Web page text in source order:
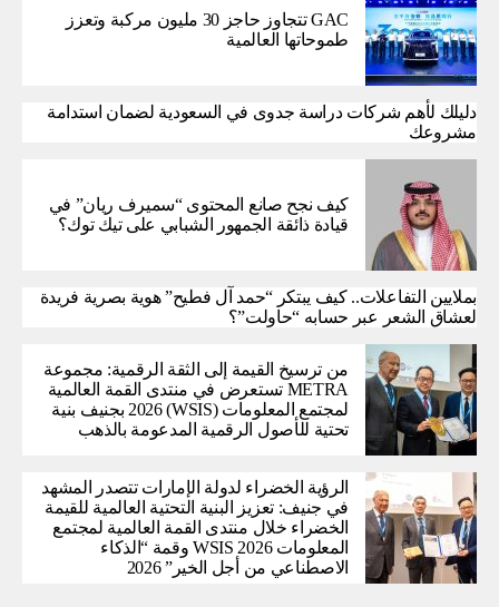
GAC تتجاوز حاجز 30 مليون مركبة وتعزز
طموحاتها العالمية
دليلك لأهم شركات دراسة جدوى في السعودية لضمان استدامة
مشروعك
كيف نجح صانع المحتوى “سميرف ريان” في
قيادة ذائقة الجمهور الشبابي على تيك توك؟
بملايين التفاعلات.. كيف يبتكر “حمد آل فطيح” هوية بصرية فريدة
لعشاق الشعر عبر حسابه “حاولت”؟
من ترسيخ القيمة إلى الثقة الرقمية: مجموعة
METRA تستعرض في منتدى القمة العالمية
لمجتمع المعلومات (WSIS) 2026 بجنيف بنية
تحتية للأصول الرقمية المدعومة بالذهب
الرؤية الخضراء لدولة الإمارات تتصدر المشهد
في جنيف: تعزيز البنية التحتية العالمية للقيمة
الخضراء خلال منتدى القمة العالمية لمجتمع
المعلومات WSIS 2026 وقمة “الذكاء
الاصطناعي من أجل الخير” 2026